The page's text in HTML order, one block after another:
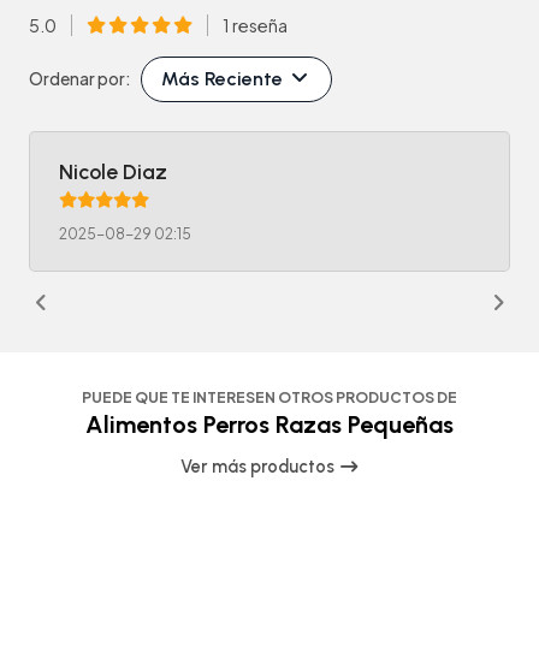
5.0 1 reseña
Ordenar por: Más Reciente
Nicole Diaz
2025-08-29 02:15
PUEDE QUE TE INTERESEN OTROS PRODUCTOS DE
Alimentos Perros Razas Pequeñas
Ver más productos